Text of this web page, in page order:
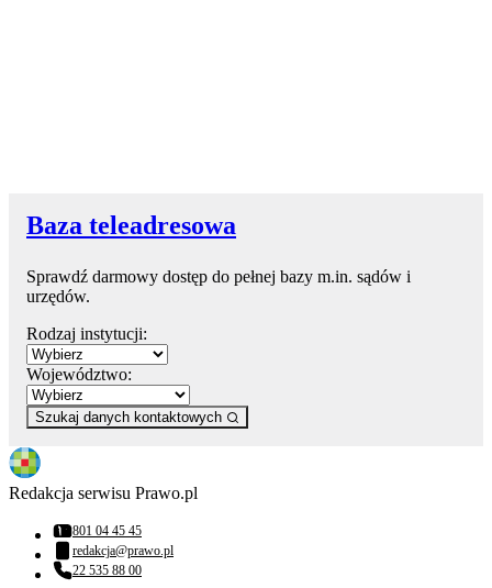
Baza teleadresowa
Sprawdź darmowy dostęp do pełnej bazy m.in. sądów i
urzędów.
Rodzaj instytucji:
Województwo:
Szukaj danych kontaktowych
Redakcja serwisu Prawo.pl
Numer telefonu:
801 04 45 45
Adres email:
redakcja@prawo.pl
Numer telefonu:
22 535 88 00